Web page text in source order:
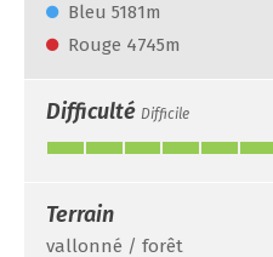
Bleu 5181m
Rouge 4745m
Difficulté Difficile
Terrain
vallonné / forêt